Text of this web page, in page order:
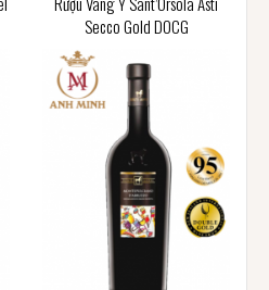
Secco Gold DOCG